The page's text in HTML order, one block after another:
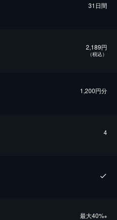
31日間
2,189円
（税込）
1,200円分
4
最⼤40%※